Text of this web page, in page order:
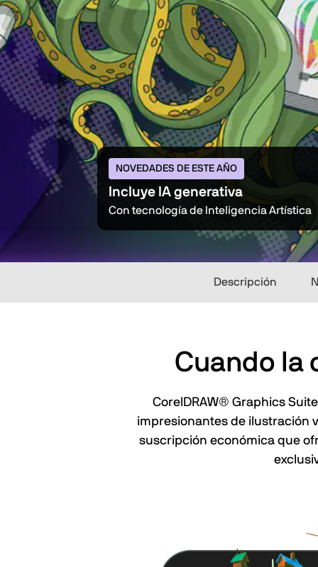
NOVEDADES DE ESTE AÑO
Incluye IA generativa
Con tecnología de Inteligencia Artística
Descripción
Cuando la
CorelDRAW®️ Graphics
impresionantes de ilustración
suscripción económica que